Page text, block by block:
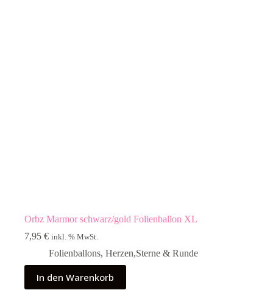
Orbz Marmor schwarz/gold Folienballon XL
7,95 € inkl. % MwSt.
Folienballons, Herzen,Sterne & Runde
In den Warenkorb